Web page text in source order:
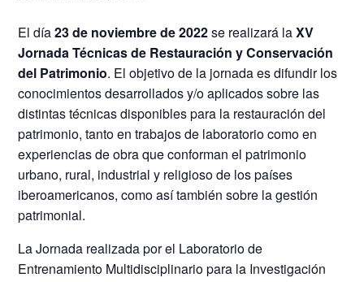
El día23 de noviembre de 2022se realizará laXV
Jornada Técnicas de Restauración y Conservación
del Patrimonio. El objetivo de la jornada es difundir los
conocimientos desarrollados y/o aplicados sobre las
distintas técnicas disponibles para la restauración del
patrimonio, tanto en trabajos de laboratorio como en
experiencias de obra que conforman el patrimonio
urbano, rural, industrial y religioso de los países
iberoamericanos, como así también sobre la gestión
patrimonial.
La Jornada realizada por el Laboratorio de
Entrenamiento Multidisciplinario para la Investigación